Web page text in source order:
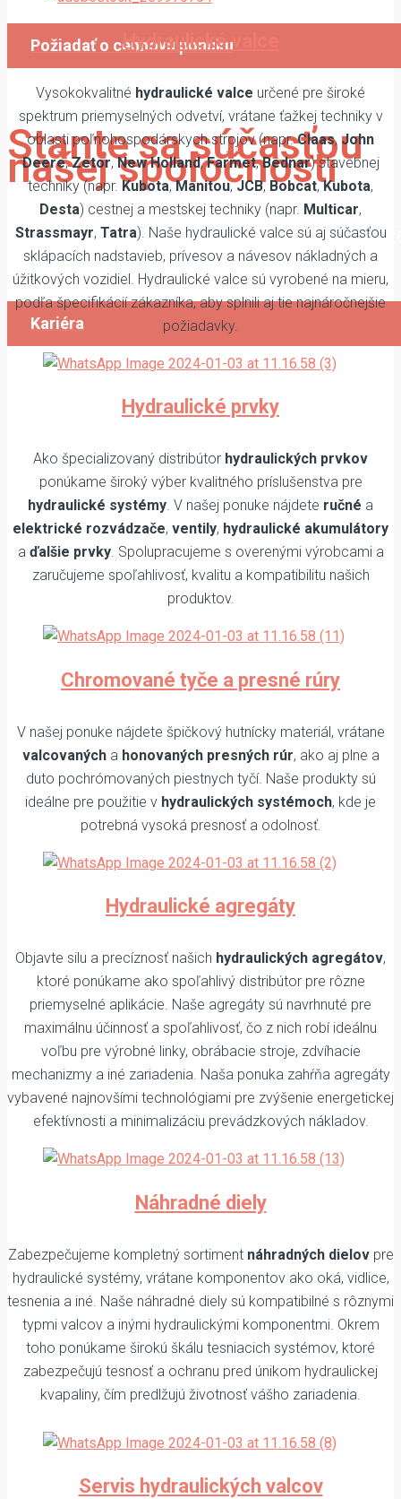
Požiadať o cennovú ponuku
Stante sa súčasťou
našej spoločnosti
Prezrite si naše voľné pozície a v prípade
nás kontaktujte.
Kariéra
Hydraulické valce
Vysokokvalitné hydraulické valce určené pre široké
spektrum priemyselných odvetví, vrátane ťažkej techniky v
oblasti poľnohospodárskych strojov (napr.Claas, John
Deere,Zetor,New Holland,Farmet,Bednar) stavebnej
techniky (napr. Kubota,Manitou,JCB, Bobcat,Kubota,
Desta) cestnej a mestskej techniky (napr. Multicar,
Strassmayr, Tatra). Naše hydraulické valce sú aj súčasťou
sklápacích nadstavieb, prívesov a návesov nákladných a
úžitkových vozidiel. Hydraulické valce sú vyrobené na mieru,
podľa špecifikácií zákazníka, aby splnili aj tie najnáročnejšie
požiadavky.
Hydraulické prvky
Ako špecializovaný distribútor hydraulických prvkov
ponúkame široký výber kvalitného príslušenstva pre
hydraulické systémy. V našej ponuke nájdete ručné a
elektrické rozvádzače, ventily, hydraulické akumulátory
a ďalšie prvky. Spolupracujeme s overenými výrobcami a
zaručujeme spoľahlivosť, kvalitu a kompatibilitu našich
produktov.
Chromované tyče a presné rúry
V našej ponuke nájdete špičkový hutnícky materiál, vrátane
valcovanýcha honovaných presných rúr, ako aj plne a
duto pochrómovaných piestnych tyčí. Naše produkty sú
ideálne pre použitie v hydraulických systémoch, kde je
potrebná vysoká presnosť a odolnosť.
Hydraulické agregáty
Objavte silu a precíznosť našich hydraulických agregátov,
ktoré ponúkame ako spoľahlivý distribútor pre rôzne
priemyselné aplikácie. Naše agregáty sú navrhnuté pre
maximálnu účinnosť a spoľahlivosť, čo z nich robí ideálnu
voľbu pre výrobné linky, obrábacie stroje, zdvíhacie
mechanizmy a iné zariadenia. Naša ponuka zahŕňa agregáty
vybavené najnovšími technológiami pre zvýšenie energetickej
efektívnosti a minimalizáciu prevádzkových nákladov.
Náhradné diely
Zabezpečujeme kompletný sortiment náhradných dielovpre
hydraulické systémy, vrátane komponentov ako oká, vidlice,
tesnenia a iné. Naše náhradné diely sú kompatibilné s rôznymi
typmi valcov a inými hydraulickými komponentmi. Okrem
toho ponúkame širokú škálu tesniacich systémov, ktoré
zabezpečujú tesnosť a ochranu pred únikom hydraulickej
kvapaliny, čím predlžujú životnosť vášho zariadenia.
Servis hydraulických valcov